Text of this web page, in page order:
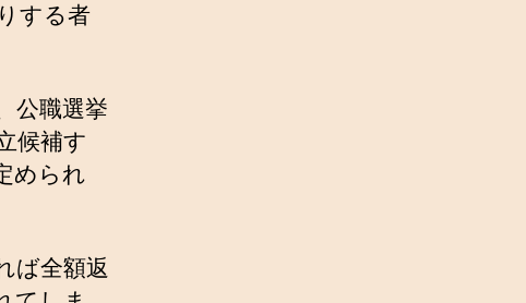
する者
公職選挙
候補す
められ
ば全額返